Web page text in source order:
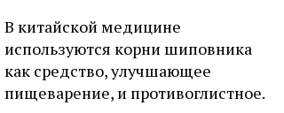
В китайской медицине
используются корни шиповника
как средство, улучшающее
пищеварение, и противоглистное.